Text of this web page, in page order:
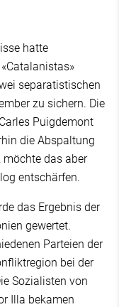
hatte
separatistischen
zu sichern. Die
Puigdemont
die Abspaltung
möchte das aber
entschärfen.
das Ergebnis der
gewertet.
Parteien der
bei der
Sozialisten von
Illa bekamen